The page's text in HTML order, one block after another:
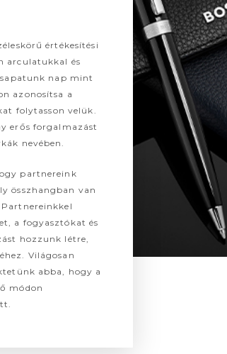
értékesítési
arculatukkal és
nap mint
azonosítsa a
folytasson velük.
erős forgalmazást
nevében.
partnereink
összhangban van
a fogyasztókat és
hozzunk létre,
Világosan
abba, hogy a
módon